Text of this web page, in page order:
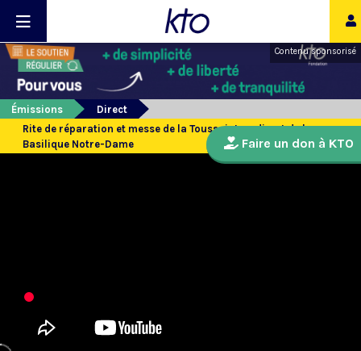
Contenu sponsorisé
Émissions
Direct
Rite de réparation et messe de la Toussaint en direct de la
Basilique Notre-Dame
Faire un don à KTO